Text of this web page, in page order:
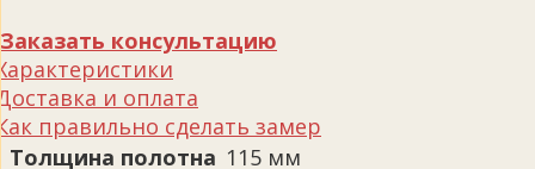
Заказать консультацию
и оплата
правильно сделать замер
Толщина полотна 115 мм